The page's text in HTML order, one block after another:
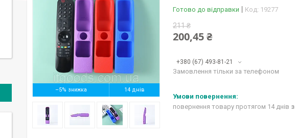
–5% 14 днів
Готово до відправки Код: 19277
211 ₴
200,45 ₴
+380 (67) 493-81-21
Замовлення тільки за телефоном
повернення товару протягом 14 днів